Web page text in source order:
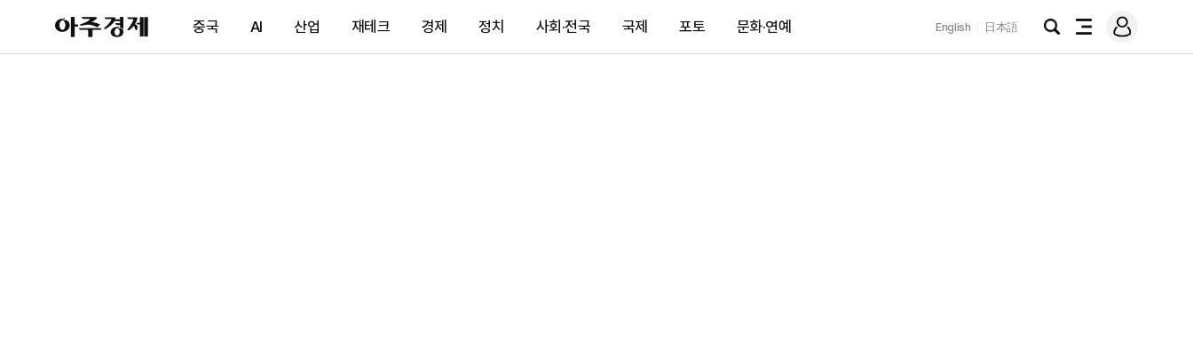
아
주
제
중국 AI 산업 재테크 경제 정치 사회·전국 국제 포토 문화·연예 English 日本語
검
전
메
그